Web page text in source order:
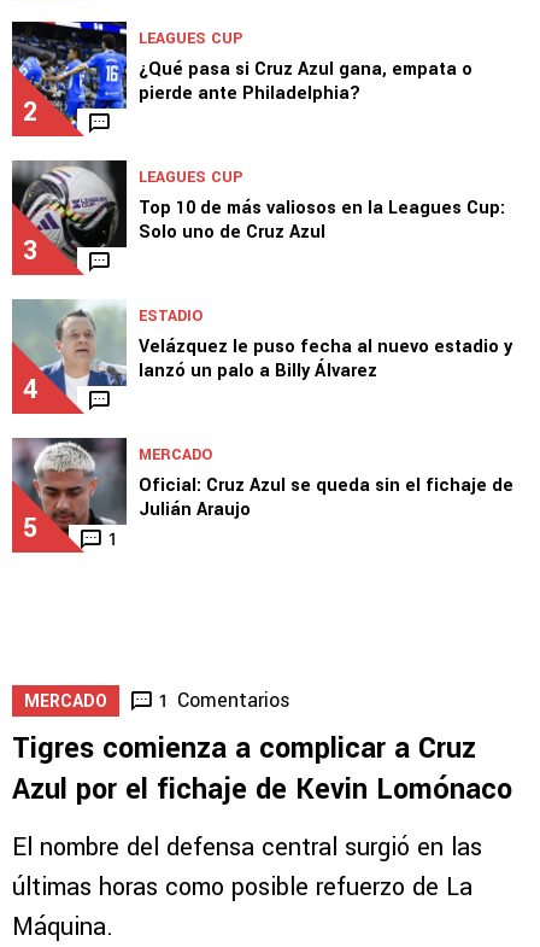
2
LEAGUES CUP
¿Qué pasa si Cruz Azul gana, empata o
pierde ante Philadelphia?
3
LEAGUES CUP
Top 10 de más valiosos en la Leagues Cup:
Solo uno de Cruz Azul
4
ESTADIO
Velázquez le puso fecha al nuevo estadio y
lanzó un palo a Billy Álvarez
5 1
MERCADO
Oficial: Cruz Azul se queda sin el fichaje de
Julián Araujo
MERCADO 1 Comentarios
Tigres comienza a complicar a Cruz
Azul por el fichaje de Kevin Lomónaco
El nombre del defensa central surgió en las
últimas horas como posible refuerzo de La
Máquina.